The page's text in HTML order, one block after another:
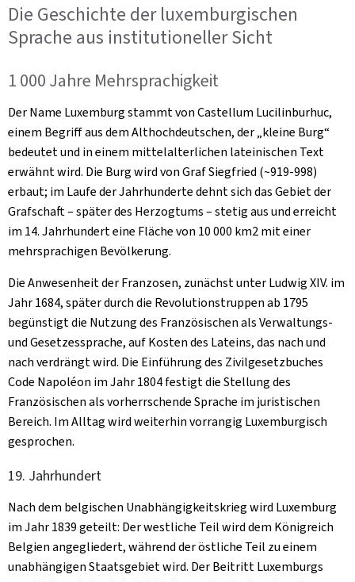
Die Geschichte der luxemburgischen
Sprache aus institutioneller Sicht
1 000 Jahre Mehrsprachigkeit
Der Name Luxemburg stammt von Castellum Lucilinburhuc,
einem Begriff aus dem Althochdeutschen, der „kleine Burg“
bedeutet und in einem mittelalterlichen lateinischen Text
erwähnt wird. Die Burg wird von Graf Siegfried (~919-998)
erbaut; im Laufe der Jahrhunderte dehnt sich das Gebiet der
Grafschaft – später des Herzogtums – stetig aus und erreicht
im 14. Jahrhundert eine Fläche von 10 000 km2 mit einer
mehrsprachigen Bevölkerung.
Die Anwesenheit der Franzosen, zunächst unter Ludwig XIV. im
Jahr 1684, später durch die Revolutionstruppen ab 1795
begünstigt die Nutzung des Französischen als Verwaltungs-
und Gesetzessprache, auf Kosten des Lateins, das nach und
nach verdrängt wird. Die Einführung des Zivilgesetzbuches
Code Napoléon im Jahr 1804 festigt die Stellung des
Französischen als vorherrschende Sprache im juristischen
Bereich. Im Alltag wird weiterhin vorrangig Luxemburgisch
gesprochen.
19. Jahrhundert
Nach dem belgischen Unabhängigkeitskrieg wird Luxemburg
im Jahr 1839 geteilt: Der westliche Teil wird dem Königreich
Belgien angegliedert, während der östliche Teil zu einem
unabhängigen Staatsgebiet wird. Der Beitritt Luxemburgs